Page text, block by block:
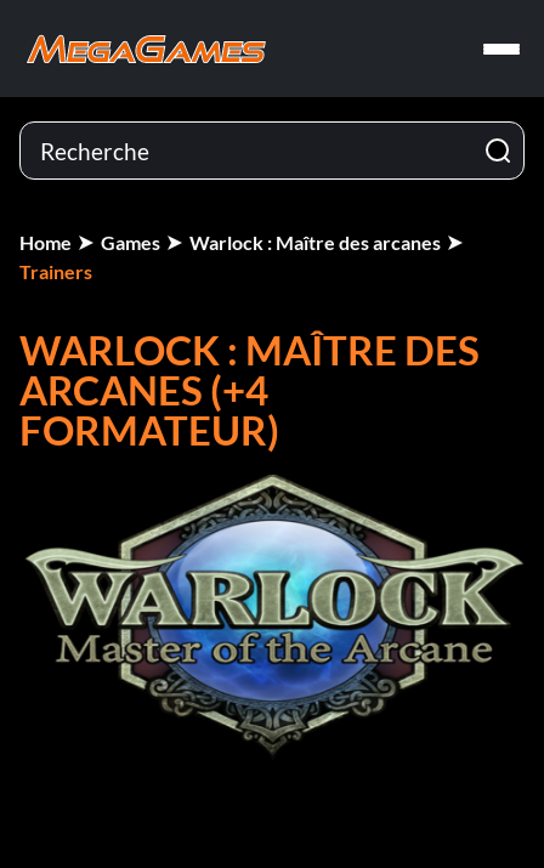
Home Games
Warlock : Maître des arcanes
Trainers
WARLOCK : MAÎTRE DES
ARCANES (+4
FORMATEUR)